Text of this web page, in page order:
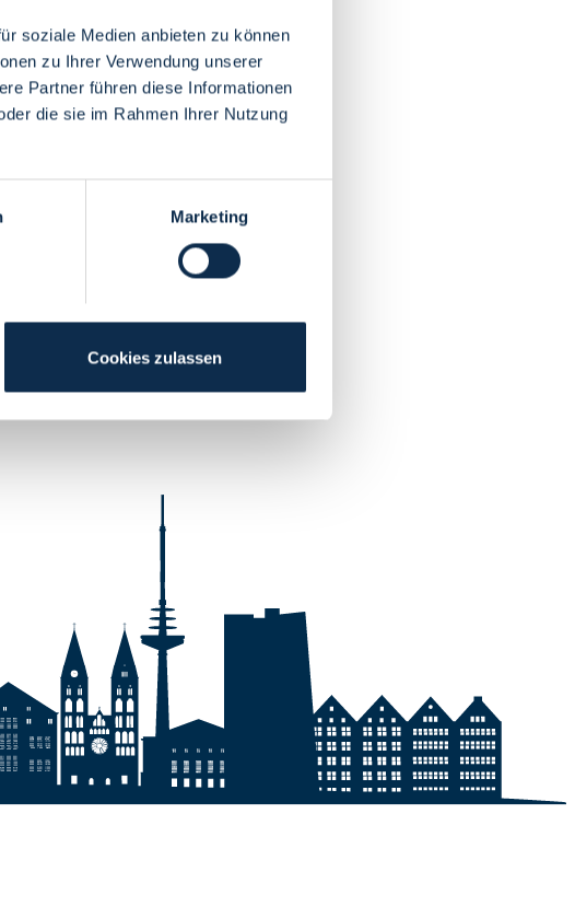
soziale Medien anbieten zu können
zu Ihrer Verwendung unserer
Partner führen diese Informationen
die sie im Rahmen Ihrer Nutzung
Marketing
Cookies zulassen